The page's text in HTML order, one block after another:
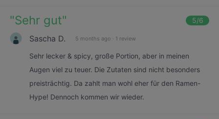
"Sehr gut" 5/6
Sascha D. 5 months ago · 1 review
Sehr lecker & spicy, große Portion, aber in meinen
Augen viel zu teuer. Die Zutaten sind nicht besonders
preisträchtig. Da zahlt man wohl eher für den Ramen-
Hype! Dennoch kommen wir wieder.